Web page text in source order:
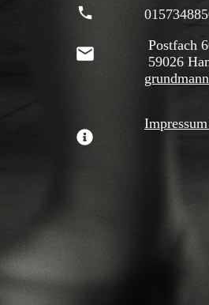
Postfach
59026